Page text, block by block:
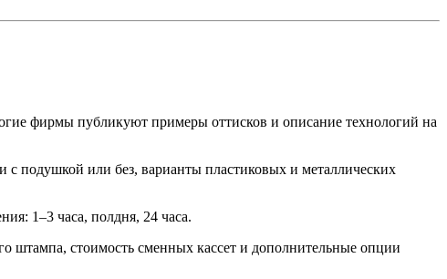
фирмы публикуют примеры оттисков и описание технологий на
с подушкой или без, варианты пластиковых и металлических
1–3 часа, полдня, 24 часа.
штампа, стоимость сменных кассет и дополнительные опции